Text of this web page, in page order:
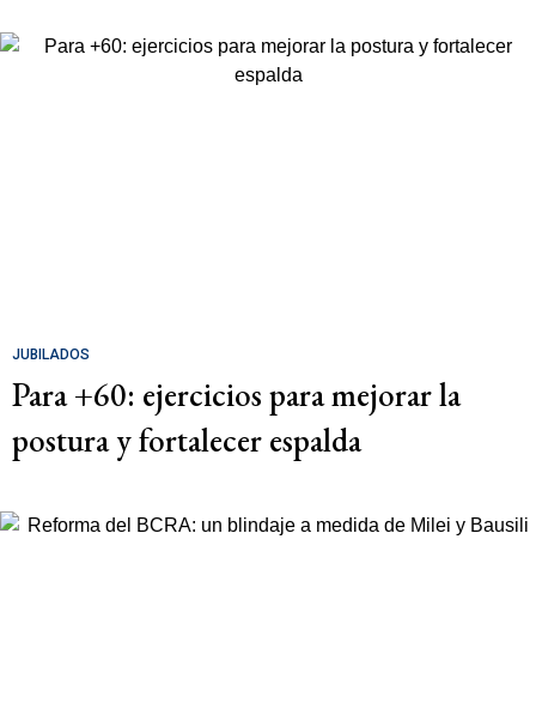
JUBILADOS
Para +60: ejercicios para mejorar la
postura y fortalecer espalda